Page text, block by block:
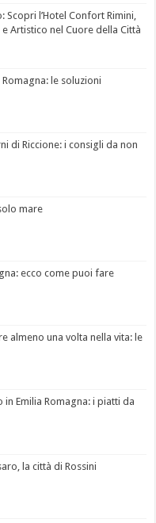
Scopri l’Hotel Confort Rimini,
Artistico nel Cuore della Città
le soluzioni
di Riccione: i consigli da non
mare
ecco come puoi fare
almeno una volta nella vita: le
Emilia Romagna: i piatti da
la città di Rossini